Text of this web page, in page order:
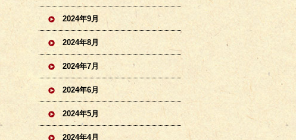
2024年9月
2024年8月
2024年7月
2024年6月
2024年5月
2024年4月